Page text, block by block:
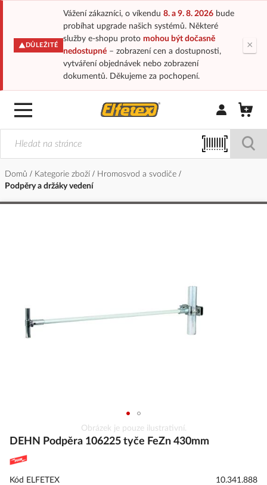
DŮLEŽITÉ
Vážení zákazníci, o víkendu 8. a 9. 8. 2026bude
probíhat upgrade našich systémů. Některé
služby e-shopu proto mohou být dočasně
nedostupné– zobrazení cen a dostupnosti,
vytváření objednávek nebo zobrazení
dokumentů. Děkujeme za pochopení.
×
Přihlásit/
Domů Kategorie zboží
Hromosvod a svodiče
Podpěry a držáky vedení
na
galerie
s
Obrázek je pouze ilustrativní.
DEHN Podpěra 106225 tyče FeZn 430mm
Kód ELFETEX
10.341.888